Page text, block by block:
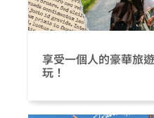
享受一個人的豪華旅
玩！